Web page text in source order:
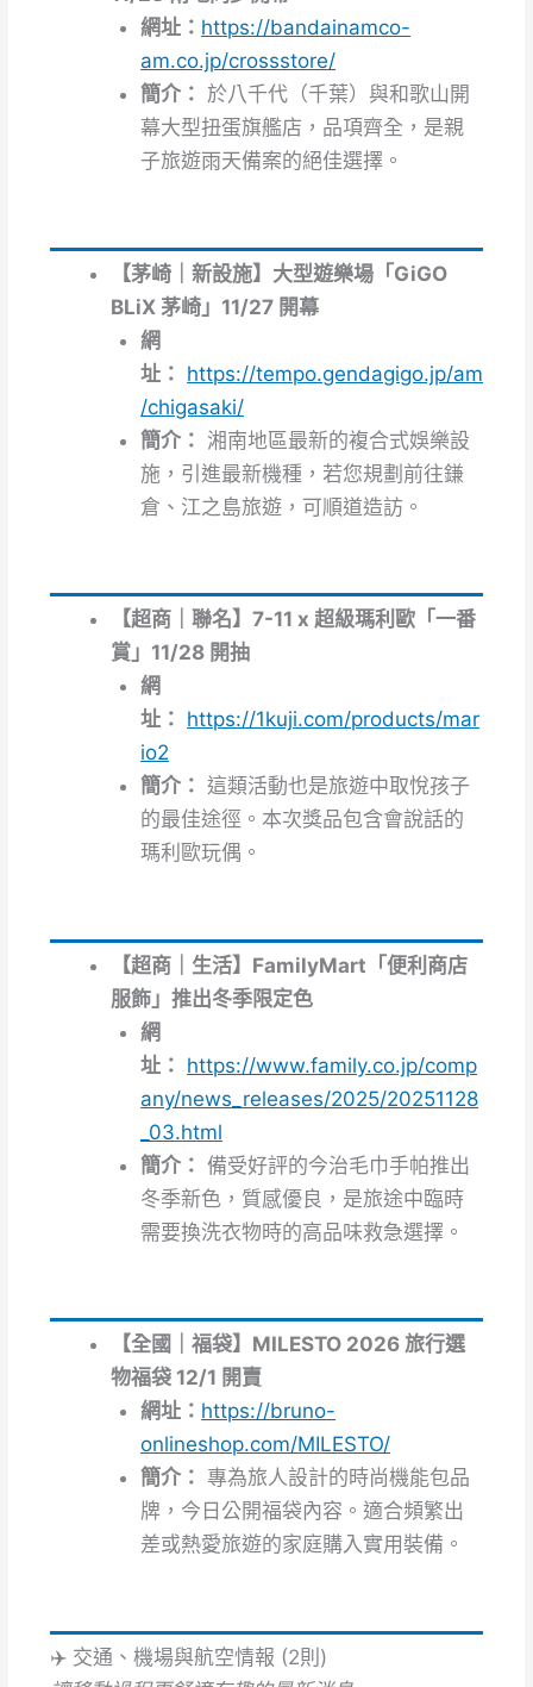
網址： https://bandainamco-
am.co.jp/crossstore/
簡介： 於八千代（千葉）與和歌山開
幕大型扭蛋旗艦店，品項齊全，是親
子旅遊雨天備案的絕佳選擇。
【茅崎｜新設施】大型遊樂場「GiGO
BLiX 茅崎」11/27 開幕
網
址： https://tempo.gendagigo.jp/am
/chigasaki/
簡介： 湘南地區最新的複合式娛樂設
施，引進最新機種，若您規劃前往鎌
倉、江之島旅遊，可順道造訪。
【超商｜聯名】7-11 x 超級瑪利歐「一番
賞」11/28 開抽
網
址： https://1kuji.com/products/mar
io2
簡介： 這類活動也是旅遊中取悅孩子
的最佳途徑。本次獎品包含會說話的
瑪利歐玩偶。
【超商｜生活】FamilyMart「便利商店
服飾」推出冬季限定色
網
址： https://www.family.co.jp/comp
any/news_releases/2025/20251128
_03.html
簡介： 備受好評的今治毛巾手帕推出
冬季新色，質感優良，是旅途中臨時
需要換洗衣物時的高品味救急選擇。
【全國｜福袋】MILESTO 2026 旅行選
物福袋 12/1 開賣
網址： https://bruno-
onlineshop.com/MILESTO/
簡介： 專為旅人設計的時尚機能包品
牌，今日公開福袋內容。適合頻繁出
差或熱愛旅遊的家庭購入實用裝備。
✈️ 交通、機場與航空情報 (2則)